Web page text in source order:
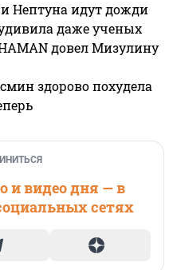
Нептуна идут дожди
даже ученых
довел Мизулину
здорово похудела
и видео дня — в
сетях